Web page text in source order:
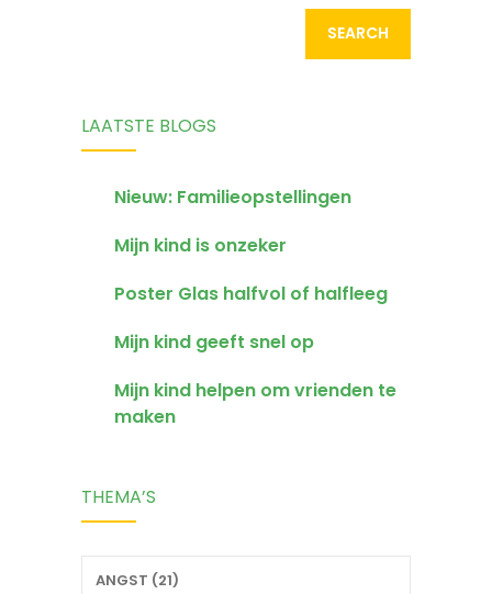
LAATSTE BLOGS
Nieuw: Familieopstellingen
Mijn kind is onzeker
Poster Glas halfvol of halfleeg
Mijn kind geeft snel op
Mijn kind helpen om vrienden te
maken
THEMA’S
ANGST (21)